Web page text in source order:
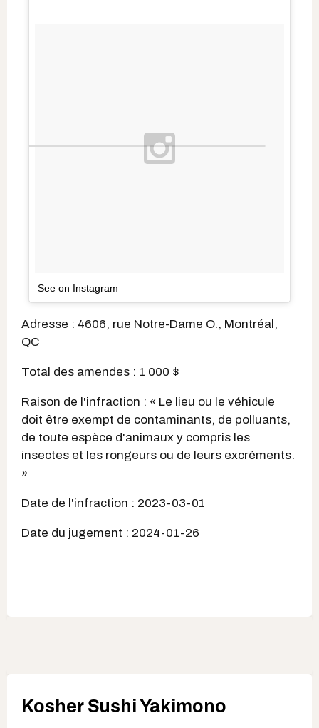
See on Instagram
Adresse : 4606, rue Notre-Dame O., Montréal,
QC
Total des amendes : 1 000 $
Raison de l'infraction : « Le lieu ou le véhicule
doit être exempt de contaminants, de polluants,
de toute espèce d'animaux y compris les
insectes et les rongeurs ou de leurs excréments.
»
Date de l'infraction : 2023-03-01
Date du jugement : 2024-01-26
Kosher Sushi Yakimono